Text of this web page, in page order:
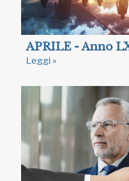
APRILE - Anno
Leggi »